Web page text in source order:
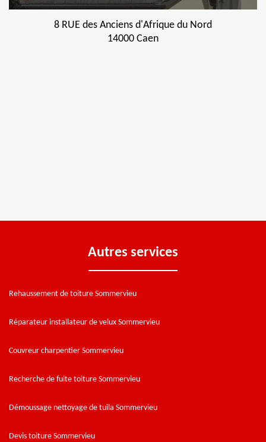
8 RUE des Anciens d'Afrique du Nord
14000 Caen
Autres services
Rehaussement de toiture Sommervieu
Réparateur installateur de velux Sommervieu
Couvreur charpentier Sommervieu
Recherche de fuite toiture Sommervieu
Démoussage nettoyage de tuila Sommervieu
Devis toiture Sommervieu